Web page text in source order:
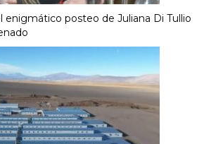
enigmático posteo de Juliana Di Tullio